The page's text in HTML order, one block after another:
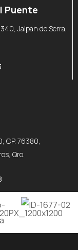
Puente
Jalpan de Serra,
CP. 76380,
Qro.